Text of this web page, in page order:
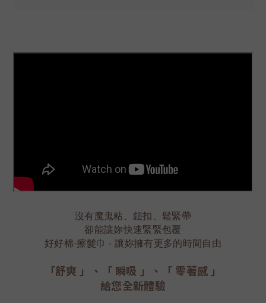
沒有魔鬼粘、鈕扣、鬆緊帶
卻能讓妳快速緊緊包覆
好好棉-擦髮巾 - 讓妳擁有更多的時間自由
「舒爽 」、「 瞬吸 」 、
「 零著感 」
給您全新體驗